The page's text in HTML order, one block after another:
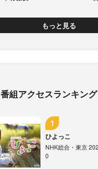
もっと見る
番組アクセスランキング
ひよっこ
NHK総合・東京
0